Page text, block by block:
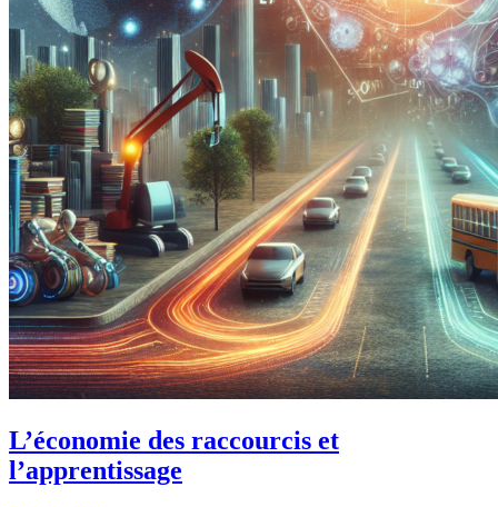
L’économie des raccourcis et
l’apprentissage